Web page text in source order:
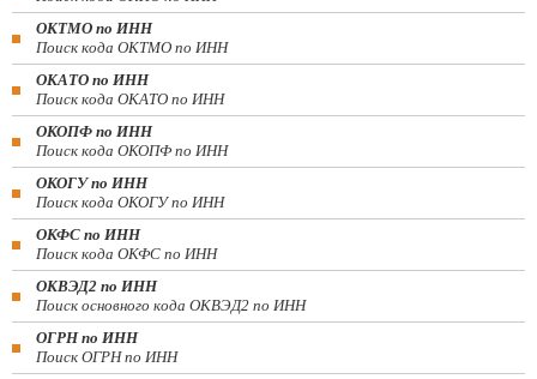
ОКТМО по ИНН
Поиск кода ОКТМО по ИНН
ОКАТО по ИНН
Поиск кода ОКАТО по ИНН
ОКОПФ по ИНН
Поиск кода ОКОПФ по ИНН
ОКОГУ по ИНН
Поиск кода ОКОГУ по ИНН
ОКФС по ИНН
Поиск кода ОКФС по ИНН
ОКВЭД2 по ИНН
Поиск основного кода ОКВЭД2 по ИНН
ОГРН по ИНН
Поиск ОГРН по ИНН